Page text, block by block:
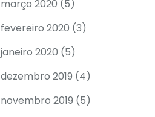
março 2020 (5)
fevereiro 2020 (3)
janeiro 2020 (5)
dezembro 2019 (4)
novembro 2019 (5)